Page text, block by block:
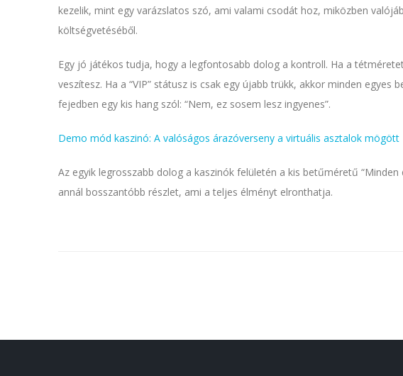
kezelik, mint egy varázslatos szó, ami valami csodát hoz, miközben
költségvetéséből.
Egy jó játékos tudja, hogy a legfontosabb dolog a kontroll. Ha a
veszítesz. Ha a “VIP” státusz is csak egy újabb trükk, akkor minden egyes
fejedben egy kis hang szól: “Nem, ez sosem lesz ingyenes”.
Demo mód kaszinó: A valóságos árazóverseny a virtuális asztalok mögött
Az egyik legrosszabb dolog a kaszinók felületén a kis betűméretű
annál bosszantóbb részlet, ami a teljes élményt elronthatja.